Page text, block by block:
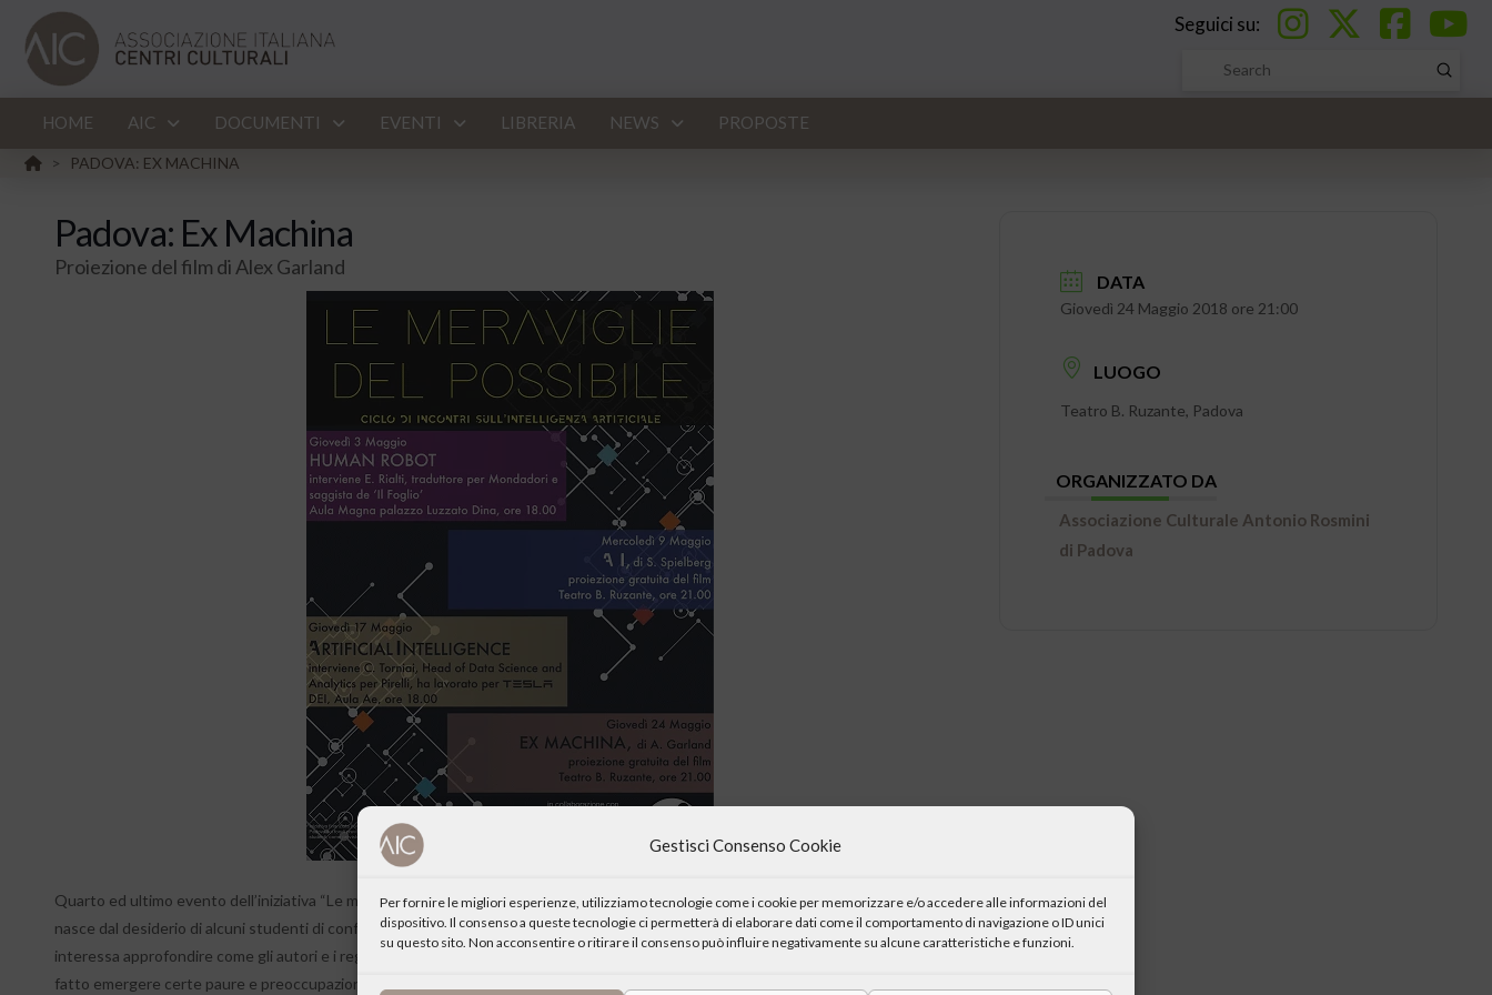
Gestisci Consenso Cookie
Per fornire le migliori esperienze, utilizziamo tecnologie come i cookie per memorizzare e/o accedere alle informazioni del
dispositivo. Il consenso a queste tecnologie ci permetterà di elaborare dati come il comportamento di navigazione o ID unici
su questo sito. Non acconsentire o ritirare il consenso può influire negativamente su alcune caratteristiche e funzioni.
Seguici su:
Search
Submit
HOME AIC DOCUMENTI EVENTI LIBRERIA NEWS PROPOSTE
HOME
> PADOVA: EX MACHINA
Padova: Ex Machina
Proiezione del film di Alex Garland
Quarto ed ultimo evento dell’iniziativa “Le meraviglie del possibile”, a cui collabora anche l’Associazione Culturale “Rosmini”, che
nasce dal desiderio di alcuni studenti di confrontarsi con un tema così attuale come quello dell’intelligenza artificiale. In particolare ci
interessa approfondire come gli autori e i registi si siano misurati con tale questione, come abbiano previsto certe problematiche,
fatto emergere certe paure e preoccupazioni e analizzato lo sviluppo di un possibile rapporto tra l’uomo e la macchina.
DATA
Giovedì 24 Maggio 2018 ore 21:00
LUOGO
Teatro B. Ruzante, Padova
ORGANIZZATO DA
Associazione Culturale Antonio Rosmini
di Padova